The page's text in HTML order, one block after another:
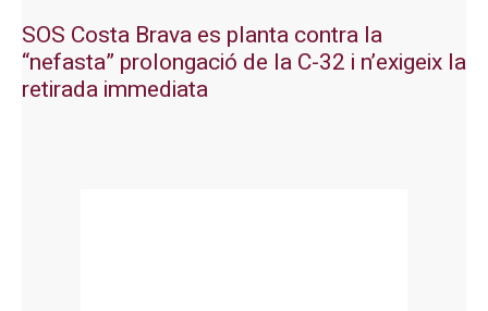
SOS Costa Brava es planta contra la
“nefasta” prolongació de la C-32 i n’exigeix la
retirada immediata